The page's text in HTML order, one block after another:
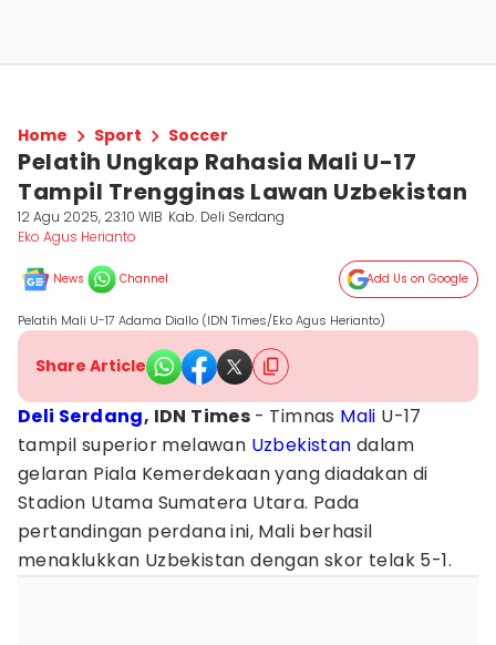
Home Sport Soccer
Pelatih Ungkap Rahasia Mali U-17
Tampil Trengginas Lawan Uzbekistan
12 Agu 2025, 23:10 WIB Kab. Deli Serdang
Eko Agus Herianto
News Channel Add Us on Google
Pelatih Mali U-17 Adama Diallo (IDN Times/Eko Agus Herianto)
Share Article
Deli Serdang, IDN Times - Timnas Mali U-17
tampil superior melawan Uzbekistan dalam
gelaran Piala Kemerdekaan yang diadakan di
Stadion Utama Sumatera Utara. Pada
pertandingan perdana ini, Mali berhasil
menaklukkan Uzbekistan dengan skor telak 5-1.